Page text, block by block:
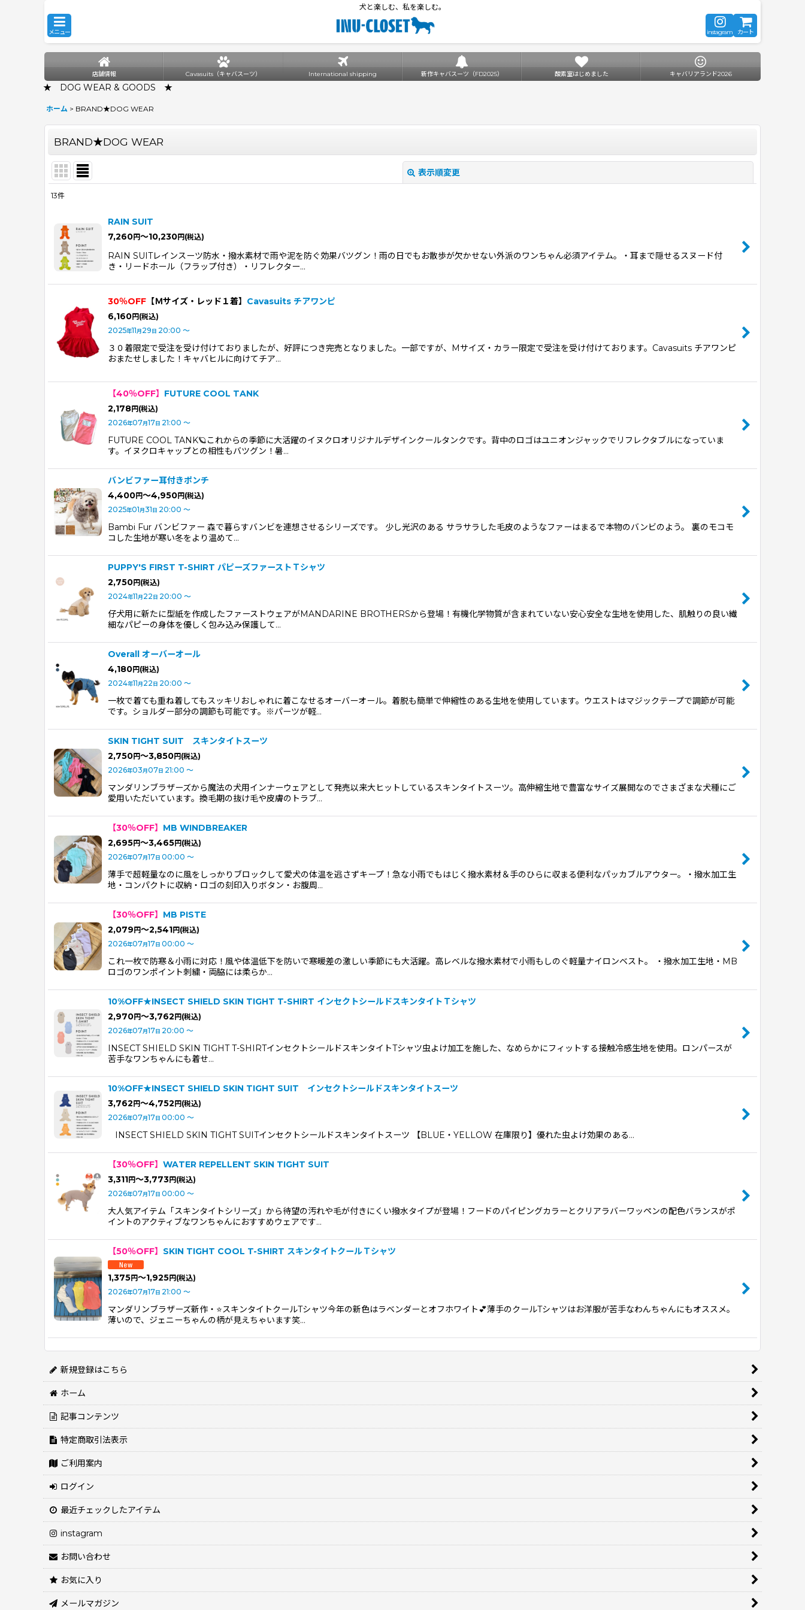
犬と楽しむ、私を楽しむ。
メニュー instagram カート
店舗情報 Cavasuits（キャバスーツ） International shipping 新作キャバスーツ（FD2025） 酸素室はじめました キャバリアランド2026
★ DOG WEAR & GOODS ★
ホーム > BRAND★DOG WEAR
BRAND★DOG WEAR
表示順変更
並び順
13件
RAIN SUIT
7,260円～10,230円 (税込)
RAIN SUITレインスーツ防水・撥水素材で雨や泥を防ぐ効果バツグン！雨の日でもお散歩が欠かせない外派のワンちゃん必須アイテム。・耳まで隠せるスヌード付
き・リードホール（フラップ付き）・リフレクター…
30％OFF 【Ｍサイズ・レッド１着】 Cavasuits チアワンピ
6,160円 (税込)
2025年11月29日 20:00 ～
３０着限定で受注を受け付けておりましたが、好評につき完売となりました。一部ですが、Mサイズ・カラー限定で受注を受け付けております。Cavasuits チアワンピ
おまたせしました！キャバヒルに向けてチア…
【40％OFF】 FUTURE COOL TANK
2,178円 (税込)
2026年07月17日 21:00 ～
FUTURE COOL TANK🪐これからの季節に大活躍のイヌクロオリジナルデザインクールタンクです。背中のロゴはユニオンジャックでリフレクタブルになっていま
す。イヌクロキャップとの相性もバツグン！暑…
バンビファー耳付きポンチ
4,400円～4,950円 (税込)
2025年01月31日 20:00 ～
Bambi Fur バンビファー 森で暮らすバンビを連想させるシリーズです。 少し光沢のある サラサラした毛皮のようなファーはまるで本物のバンビのよう。 裏のモコモ
コした生地が寒い冬をより温めて…
PUPPY'S FIRST T-SHIRT パピーズファーストＴシャツ
2,750円 (税込)
2024年11月22日 20:00 ～
仔犬用に新たに型紙を作成したファーストウェアがMANDARINE BROTHERSから登場！有機化学物質が含まれていない安心安全な生地を使用した、肌触りの良い繊
細なパピーの身体を優しく包み込み保護して…
Overall オーバーオール
4,180円 (税込)
2024年11月22日 20:00 ～
一枚で着ても重ね着してもスッキリおしゃれに着こなせるオーバーオール。着脱も簡単で伸縮性のある生地を使用しています。ウエストはマジックテープで調節が可能
です。ショルダー部分の調節も可能です。※パーツが軽…
SKIN TIGHT SUIT スキンタイトスーツ
2,750円～3,850円 (税込)
2026年03月07日 21:00 ～
マンダリンブラザーズから魔法の犬用インナーウェアとして発売以来大ヒットしているスキンタイトスーツ。高伸縮生地で豊富なサイズ展開なのでさまざまな犬種にご
愛用いただいています。換毛期の抜け毛や皮膚のトラブ…
【30％OFF】 MB WINDBREAKER
2,695円～3,465円 (税込)
2026年07月17日 00:00 ～
薄手で超軽量なのに風をしっかりブロックして愛犬の体温を逃さずキープ！急な小雨でもはじく撥水素材＆手のひらに収まる便利なパッカブルアウター。・撥水加工生
地・コンパクトに収納・ロゴの刻印入りボタン・お腹周…
【30％OFF】 MB PISTE
2,079 円～2,541円 (税込)
2026年07月17日 00:00 ～
これ一枚で防寒＆小雨に対応！風や体温低下を防いで寒暖差の激しい季節にも大活躍。高レベルな撥水素材で小雨もしのぐ軽量ナイロンベスト。 ・撥水加工生地・MB
ロゴのワンポイント刺繍・両脇には柔らか…
10%OFF★INSECT SHIELD SKIN TIGHT T-SHIRT インセクトシールドスキンタイトＴシャツ
2,970円～3,762 円 (税込)
2026年07月17日 20:00 ～
INSECT SHIELD SKIN TIGHT T-SHIRTインセクトシールドスキンタイトTシャツ虫よけ加工を施した、なめらかにフィットする接触冷感生地を使用。ロンパースが
苦手なワンちゃんにも着せ…
10%OFF★INSECT SHIELD SKIN TIGHT SUIT インセクトシールドスキンタイトスーツ
3,762 円～4,752 円 (税込)
2026年07月17日 00:00 ～
INSECT SHIELD SKIN TIGHT SUITインセクトシールドスキンタイトスーツ 【BLUE・YELLOW 在庫限り】優れた虫よけ効果のある…
【30％OFF】 WATER REPELLENT SKIN TIGHT SUIT
3,311円～3,773円 (税込)
2026年07月17日 00:00 ～
大人気アイテム「スキンタイトシリーズ」から待望の汚れや毛が付きにくい撥水タイプが登場！フードのパイピングカラーとクリアラバーワッペンの配色バランスがポ
イントのアクティブなワンちゃんにおすすめウェアです…
【50％OFF】 SKIN TIGHT COOL T-SHIRT スキンタイトクールＴシャツ
1,375円～1,925円 (税込)
2026年07月17日 21:00 ～
マンダリンブラザーズ新作・⭐️スキンタイトクールTシャツ今年の新色はラベンダーとオフホワイト💕薄手のクールTシャツはお洋服が苦手なわんちゃんにもオススメ。
薄いので、ジェニーちゃんの柄が見えちゃいます笑…
新規登録はこちら
ホーム
記事コンテンツ
特定商取引法表示
ご利用案内
ログイン
最近チェックしたアイテム
instagram
お問い合わせ
お気に入り
メールマガジン